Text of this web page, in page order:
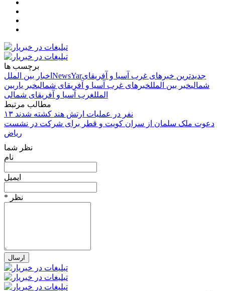
برچسب ها
اخبار بین الملل NewsYarجدیدترین خبرهای غرب آسیا و آفریقای
شمالیخبر بین المللخبرهای غرب آسیا و آفریقای شمالیخبر یار بین
المللغرب آسیا و آفریقای شمالی
مطالب مرتبط
۱۳ نفر در عملیات ارتش هند کشته شدند
دعوت ملک سلمان از سران کویت و قطر برای شرکت در نشست
ریاض
نظر شما
نام
ایمیل
* نظر